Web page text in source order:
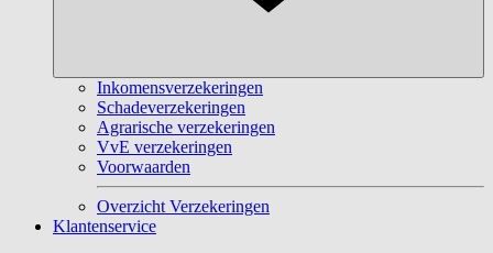
Inkomensverzekeringen
Schadeverzekeringen
Agrarische verzekeringen
VvE verzekeringen
Voorwaarden
Overzicht Verzekeringen
Klantenservice